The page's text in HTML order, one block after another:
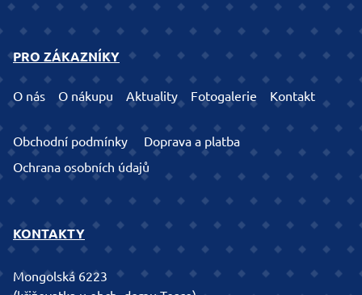
PRO ZÁKAZNÍKY
O nás O nákupu Aktuality Fotogalerie Kontakt
Obchodní podmínky
Doprava a platba
Ochrana osobních údajů
KONTAKTY
Mongolská 6223